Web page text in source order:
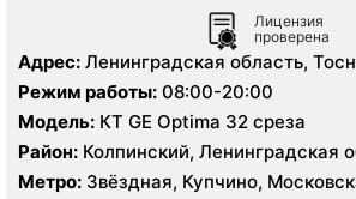
Лицензия
проверена
Адрес: Ленинградская область,
29
Режим работы: 08:00-20:00
Модель: КТ GE Optima 32 среза
Район: Колпинский, Ленинградская
Московский, Пушкинский
Метро: Звёздная, Купчино,